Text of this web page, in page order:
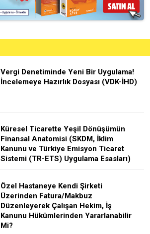
Vergi Denetiminde Yeni Bir Uygulama!
İncelemeye Hazırlık Dosyası (VDK-İHD)
Küresel Ticarette Yeşil Dönüşümün
Finansal Anatomisi (SKDM, İklim
Kanunu ve Türkiye Emisyon Ticaret
Sistemi (TR-ETS) Uygulama Esasları)
Özel Hastaneye Kendi Şirketi
Üzerinden Fatura/Makbuz
Düzenleyerek Çalışan Hekim, İş
Kanunu Hükümlerinden Yararlanabilir
Mi?